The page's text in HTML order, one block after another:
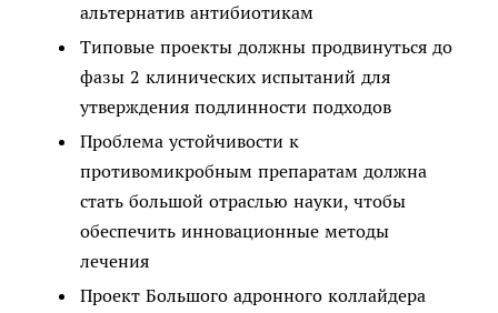
альтернатив антибиотикам
Типовые проекты должны продвинуться до
фазы 2 клинических испытаний для
утверждения подлинности подходов
Проблема устойчивости к
противомикробным препаратам должна
стать большой отраслью науки, чтобы
обеспечить инновационные методы
лечения
Проект Большого адронного коллайдера